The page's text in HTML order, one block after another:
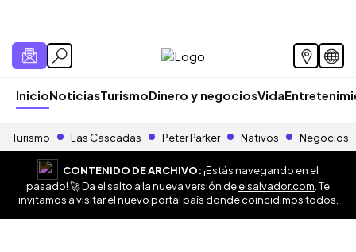
InicioNoticiasTurismoDinero y negociosVida
Turismo Las Cascadas Peter Parker Nativos Negocios
CONTENIDO DE ARCHIVO:¡Estás navegando en el
pasado! 🚀 Da el salto a la nueva versión deelsalvador.com . Te
invitamos a visitar el nuevo portal país donde coincidimos todos.